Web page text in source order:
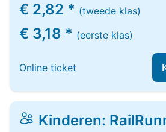
€ 2,82 * (tweede klas)
€ 3,18 * (eerste klas)
Online ticket
Kinderen: